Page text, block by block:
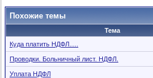
Похожие темы
Тема
Куда платить НДФЛ.....
Проводки. Больничный лист. НДФЛ.
Уплата НДФЛ